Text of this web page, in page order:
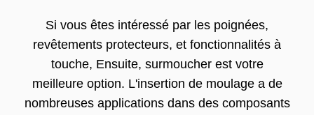
Si vous êtes intéressé par les poignées,
revêtements protecteurs, et fonctionnalités à
touche, Ensuite, surmoucher est votre
meilleure option. L'insertion de moulage a de
nombreuses applications dans des composants